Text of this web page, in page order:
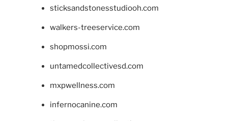
sticksandstonesstudiooh.com
walkers-treeservice.com
shopmossi.com
untamedcollectivesd.com
mxpwellness.com
infernocanine.com